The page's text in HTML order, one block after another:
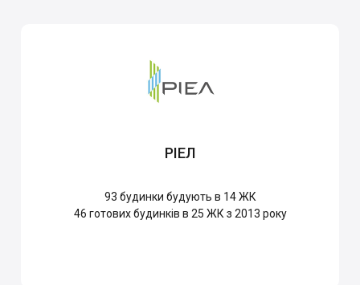
РІЕЛ
93 будинки будують в 14 ЖК
46 готових будинків в 25 ЖК з 2013 року